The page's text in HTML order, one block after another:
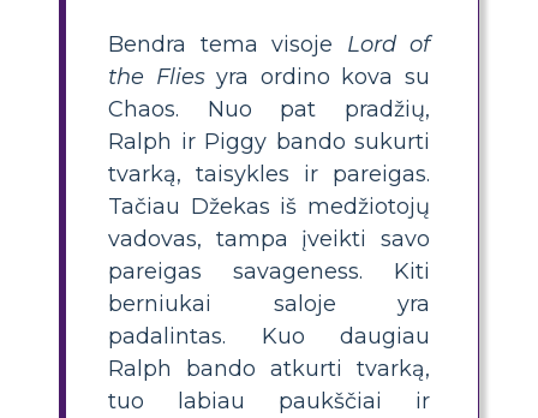
Bendra tema visoje Lord of
the Fliesyra ordino kova su
Chaos. Nuo pat pradžių,
Ralph ir Piggy bando sukurti
tvarką, taisykles ir pareigas.
Tačiau Džekas iš medžiotojų
vadovas, tampa įveikti savo
pareigas savageness. Kiti
berniukai saloje yra
padalintas. Kuo daugiau
Ralph bando atkurti tvarką,
tuo labiau paukščiai ir